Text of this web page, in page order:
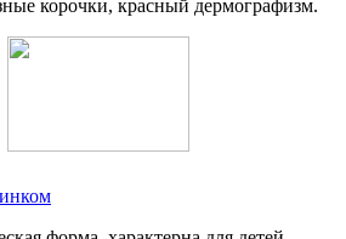
корочки, красный дермографизм.